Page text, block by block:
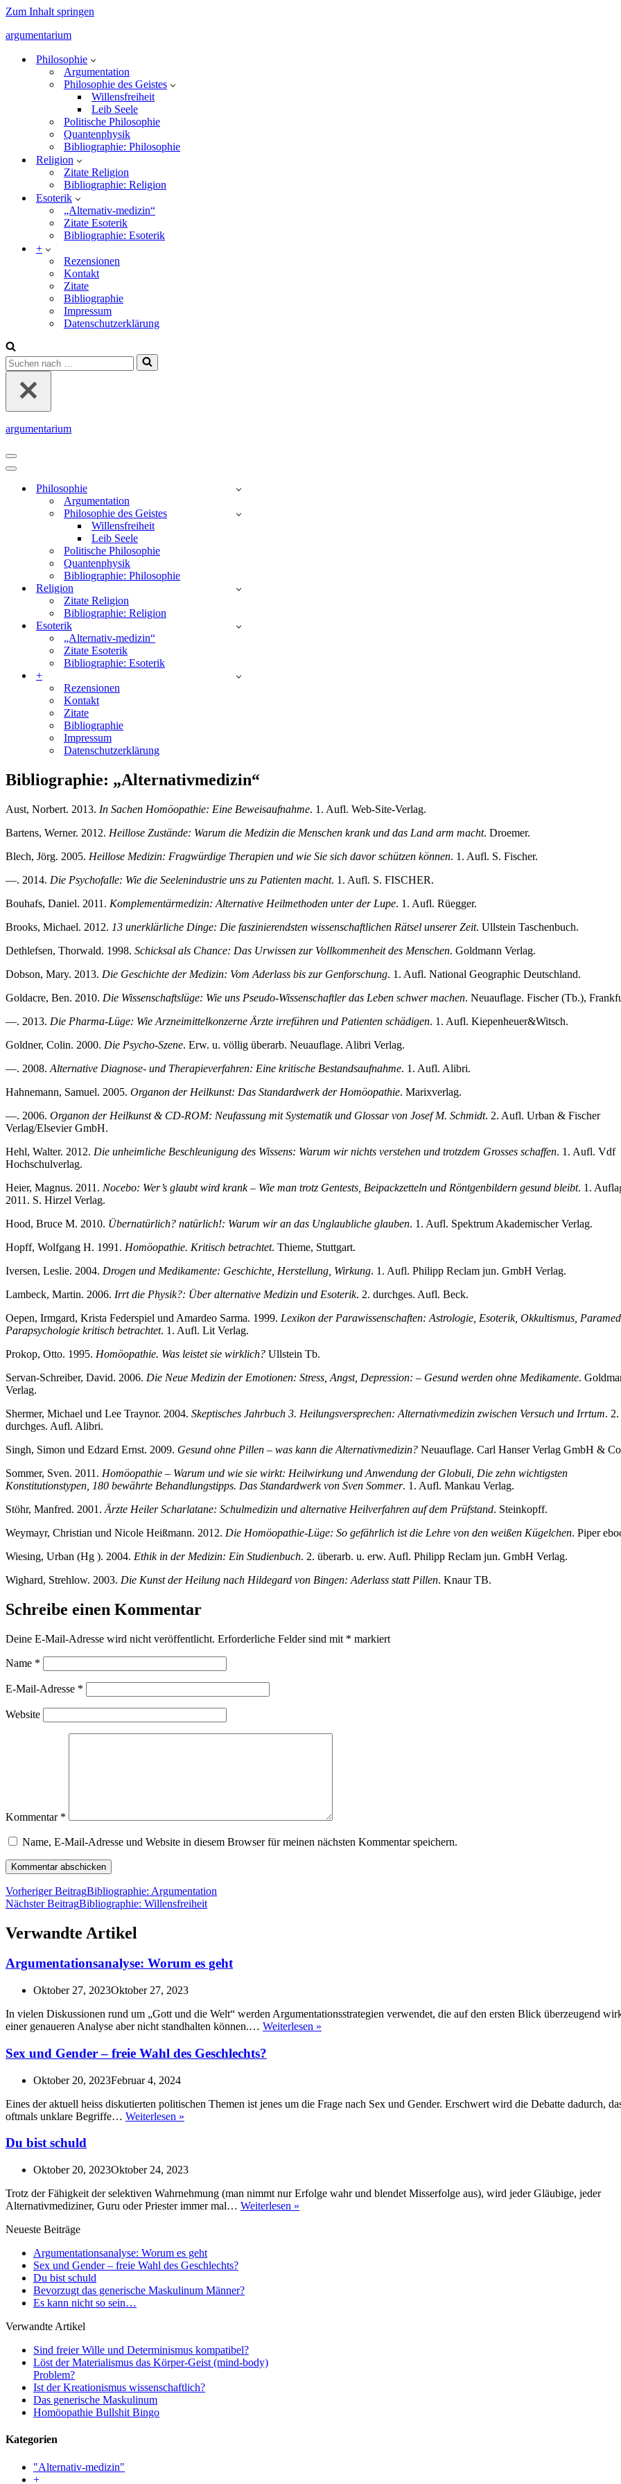
Zum Inhalt springen
argumentarium
Philosophie
Argumentation
Philosophie des Geistes
Willensfreiheit
Leib Seele
Politische Philosophie
Quantenphysik
Bibliographie: Philosophie
Religion
Zitate Religion
Bibliographie: Religion
Esoterik
„Alternativ-medizin“
Zitate Esoterik
Bibliographie: Esoterik
+
Rezensionen
Kontakt
Zitate
Bibliographie
Impressum
Datenschutzerklärung
Suchen
nach …
argumentarium
Navigationsmenü
Navigationsmenü
Philosophie
Argumentation
Philosophie des Geistes
Willensfreiheit
Leib Seele
Politische Philosophie
Quantenphysik
Bibliographie: Philosophie
Religion
Zitate Religion
Bibliographie: Religion
Esoterik
„Alternativ-medizin“
Zitate Esoterik
Bibliographie: Esoterik
+
Rezensionen
Kontakt
Zitate
Bibliographie
Impressum
Datenschutzerklärung
Bibliographie: „Alternativmedizin“
Aust, Norbert. 2013. In Sachen Homöopathie: Eine Beweisaufnahme. 1. Aufl. Web-Site-Verlag.
Bartens, Werner. 2012. Heillose Zustände: Warum die Medizin die Menschen krank und das Land arm macht. Droemer.
Blech, Jörg. 2005. Heillose Medizin: Fragwürdige Therapien und wie Sie sich davor schützen können. 1. Aufl. S. Fischer.
—. 2014. Die Psychofalle: Wie die Seelenindustrie uns zu Patienten macht. 1. Aufl. S. FISCHER.
Bouhafs, Daniel. 2011. Komplementärmedizin: Alternative Heilmethoden unter der Lupe. 1. Aufl. Rüegger.
Brooks, Michael. 2012. 13 unerklärliche Dinge: Die faszinierendsten wissenschaftlichen Rätsel unserer Zeit. Ullstein Taschenbuch.
Dethlefsen, Thorwald. 1998. Schicksal als Chance: Das Urwissen zur Vollkommenheit des Menschen. Goldmann Verlag.
Dobson, Mary. 2013. Die Geschichte der Medizin: Vom Aderlass bis zur Genforschung. 1. Aufl. National Geographic Deutschland.
Goldacre, Ben. 2010. Die Wissenschaftslüge: Wie uns Pseudo-Wissenschaftler das Leben schwer machen. Neuauflage. Fischer (Tb.),
—. 2013. Die Pharma-Lüge: Wie Arzneimittelkonzerne Ärzte irreführen und Patienten schädigen. 1. Aufl. Kiepenheuer&Witsch.
Goldner, Colin. 2000. Die Psycho-Szene. Erw. u. völlig überarb. Neuauflage. Alibri Verlag.
—. 2008. Alternative Diagnose- und Therapieverfahren: Eine kritische Bestandsaufnahme. 1. Aufl. Alibri.
Hahnemann, Samuel. 2005. Organon der Heilkunst: Das Standardwerk der Homöopathie. Marixverlag.
—. 2006. Organon der Heilkunst & CD-ROM: Neufassung mit Systematik und Glossar von Josef M. Schmidt. 2. Aufl. Urban & Fischer
Verlag/Elsevier GmbH.
Hehl, Walter. 2012. Die unheimliche Beschleunigung des Wissens: Warum wir nichts verstehen und trotzdem Grosses schaffen. 1. Aufl. Vdf
Hochschulverlag.
Heier, Magnus. 2011. Nocebo: Wer’s glaubt wird krank – Wie man trotz Gentests, Beipackzetteln und Röntgenbildern gesund bleibt. 1.
2011. S. Hirzel Verlag.
Hood, Bruce M. 2010. Übernatürlich? natürlich!: Warum wir an das Unglaubliche glauben. 1. Aufl. Spektrum Akademischer Verlag.
Hopff, Wolfgang H. 1991. Homöopathie. Kritisch betrachtet. Thieme, Stuttgart.
Iversen, Leslie. 2004. Drogen und Medikamente: Geschichte, Herstellung, Wirkung. 1. Aufl. Philipp Reclam jun. GmbH Verlag.
Lambeck, Martin. 2006. Irrt die Physik?: Über alternative Medizin und Esoterik. 2. durchges. Aufl. Beck.
Oepen, Irmgard, Krista Federspiel und Amardeo Sarma. 1999. Lexikon der Parawissenschaften: Astrologie, Esoterik, Okkultismus,
Parapsychologie kritisch betrachtet. 1. Aufl. Lit Verlag.
Prokop, Otto. 1995. Homöopathie. Was leistet sie wirklich? Ullstein Tb.
Servan-Schreiber, David. 2006. Die Neue Medizin der Emotionen: Stress, Angst, Depression: – Gesund werden ohne Medikamente.
Verlag.
Shermer, Michael und Lee Traynor. 2004. Skeptisches Jahrbuch 3. Heilungsversprechen: Alternativmedizin zwischen Versuch und Irrtum. 2.
durchges. Aufl. Alibri.
Singh, Simon und Edzard Ernst. 2009. Gesund ohne Pillen – was kann die Alternativmedizin? Neuauflage. Carl Hanser Verlag GmbH &
Sommer, Sven. 2011. Homöopathie – Warum und wie sie wirkt: Heilwirkung und Anwendung der Globuli, Die zehn wichtigsten
Konstitutionstypen, 180 bewährte Behandlungstipps. Das Standardwerk von Sven Sommer. 1. Aufl. Mankau Verlag.
Stöhr, Manfred. 2001. Ärzte Heiler Scharlatane: Schulmedizin und alternative Heilverfahren auf dem Prüfstand. Steinkopff.
Weymayr, Christian und Nicole Heißmann. 2012. Die Homöopathie-Lüge: So gefährlich ist die Lehre von den weißen Kügelchen. Piper
Wiesing, Urban (Hg ). 2004. Ethik in der Medizin: Ein Studienbuch. 2. überarb. u. erw. Aufl. Philipp Reclam jun. GmbH Verlag.
Wighard, Strehlow. 2003. Die Kunst der Heilung nach Hildegard von Bingen: Aderlass statt Pillen. Knaur TB.
Schreibe einen Kommentar
Deine E-Mail-Adresse wird nicht veröffentlicht. Erforderliche Felder sind mit * markiert
Name *
E-Mail-Adresse *
Website
Kommentar *
Name, E-Mail-Adresse und Website in diesem Browser für meinen nächsten Kommentar speichern.
Vorheriger BeitragBibliographie: Argumentation
Nächster BeitragBibliographie: Willensfreiheit
Verwandte Artikel
Argumentationsanalyse: Worum es geht
Oktober 27, 2023Oktober 27, 2023
In vielen Diskussionen rund um „Gott und die Welt“ werden Argumentationsstrategien verwendet, die auf den ersten Blick überzeugend
einer genaueren Analyse aber nicht standhalten können.… Weiterlesen »
Sex und Gender – freie Wahl des Geschlechts?
Oktober 20, 2023Februar 4, 2024
Eines der aktuell heiss diskutierten politischen Themen ist jenes um die Frage nach Sex und Gender. Erschwert wird die Debatte dadurch,
oftmals unklare Begriffe… Weiterlesen »
freie
des
Geschlechts?
Du bist schuld
Oktober 20, 2023Oktober 24, 2023
Trotz der Fähigkeit der selektiven Wahrnehmung (man nimmt nur Erfolge wahr und blendet Misserfolge aus), wird jeder Gläubige, jeder
Alternativmediziner, Guru oder Priester immer mal… Weiterlesen »
Neueste Beiträge
Argumentationsanalyse: Worum es geht
Sex und Gender – freie Wahl des Geschlechts?
Du bist schuld
Bevorzugt das generische Maskulinum Männer?
Es kann nicht so sein…
Verwandte Artikel
Sind freier Wille und Determinismus kompatibel?
Löst der Materialismus das Körper-Geist (mind-body)
Problem?
Ist der Kreationismus wissenschaftlich?
Das generische Maskulinum
Homöopathie Bullshit Bingo
Kategorien
"Alternativ-medizin"
+